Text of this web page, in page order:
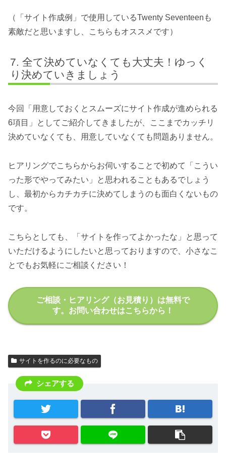
（「サイト作成例」で使用しているTwenty Seventeenも
素敵だと思いますし、こちらもオススメです）
全て決めていなくても大丈夫！ゆっく
り決めていきましょう
今回「用意しておくとスムーズにサイト作成が進められる
6項目」としてご紹介してきましたが、ここまでカッチリ
決めていなくても、用意していなくても問題ありません。
ヒアリングでこちらからお伺いすることで初めて「こうい
った形でやってみたい」と思われることもあるでしょう
し、最初からカチカチに決めてしまうのも面白くないもの
です。
こちらとしても、「サイトを作ってよかったな」と思って
いただけるようにしたいと思っておりますので、小さなこ
とでもお気軽にご相談ください！
ご相談・ヒアリング（お見積り）は無料で
す。お問い合わせはこちらから！
サイトを作るのに必要なもの
シェアする